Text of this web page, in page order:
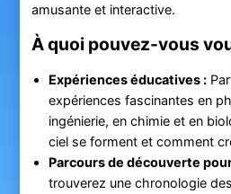
amusante et interactive.
À quoi pouvez-vous
Expériences éducatives :
expériences fascinantes en
ingénierie, en chimie et en
ciel se forment et comment
Parcours de découverte
trouverez une chronologie